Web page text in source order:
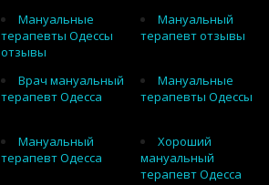
Мануальные
терапевты Одессы
отзывы
Мануальный
терапевт отзывы
Врач мануальный
терапевт Одесса
Мануальные
терапевты Одессы
Мануальный
терапевт Одесса
Хороший
мануальный
терапевт Одесса